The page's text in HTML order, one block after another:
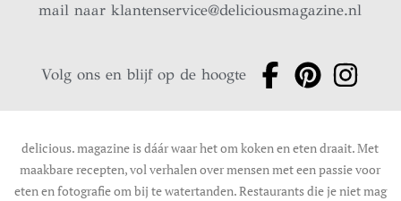
mail naarklantenservice@deliciousmagazine.nl
Volg ons en blijf op de hoogte
delicious. magazine is dáár waar het om koken en eten draait. Met
maakbare recepten, vol verhalen over mensen met een passie voor
eten en fotografie om bij te watertanden. Restaurants die je niet mag